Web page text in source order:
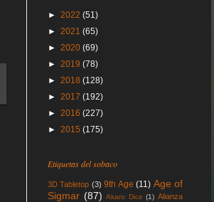
► 2022 (51)
► 2021 (65)
► 2020 (69)
► 2019 (78)
► 2018 (128)
► 2017 (192)
► 2016 (227)
► 2015 (175)
Etiquetas del sobaco
3D Tabletop (3) 9th Age (11) Age of
Sigmar (87) Akaro Dice (1) Alianza